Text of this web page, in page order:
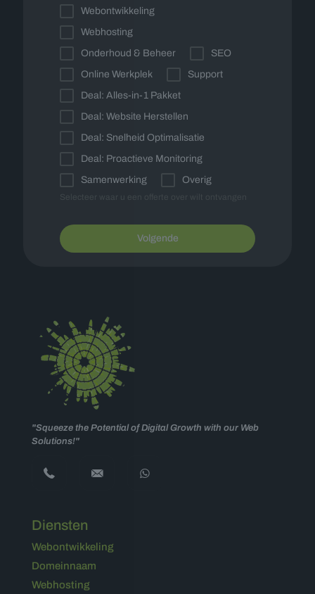
Webontwikkeling
Webhosting
Onderhoud & Beheer
SEO
Online Werkplek
Support
Deal: Alles-in-1 Pakket
Deal: Website Herstellen
Deal: Snelheid Optimalisatie
Deal: Proactieve Monitoring
Samenwerking
Overig
Selecteer waar u een offerte over wilt ontvangen
Volgende
"Squeeze the Potential of Digital Growth with our Web
Solutions!"
Diensten
Webontwikkeling
Domeinnaam
Webhosting